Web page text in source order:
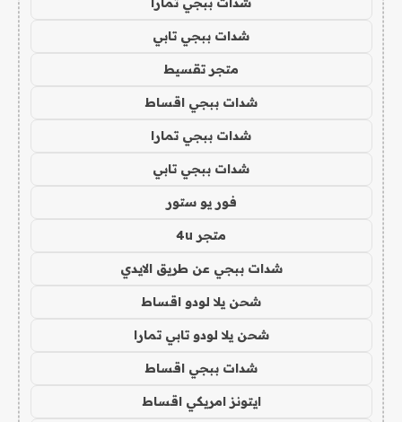
شدات ببجي تابي
متجر تقسيط
شدات ببجي اقساط
شدات ببجي تمارا
شدات ببجي تابي
فور يو ستور
متجر 4u
شدات ببجي عن طريق الايدي
شحن يلا لودو اقساط
شحن يلا لودو تابي تمارا
شدات ببجي اقساط
ايتونز امريكي اقساط